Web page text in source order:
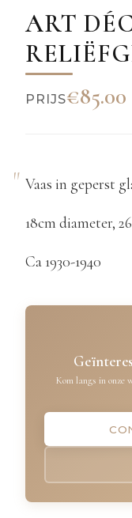
ART
PRIJS€85.00
Vaas in geperst
18cm diameter,
Ca 1930-1940
Kom langs in onze